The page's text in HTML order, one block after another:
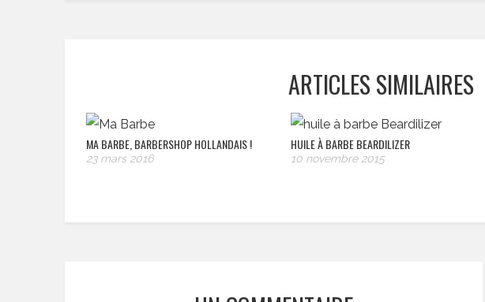
ARTICLES SIMILAIRES
MA BARBE, BARBERSHOP HOLLANDAIS !
23 mars 2016
HUILE À BARBE BEARDILIZER
10 novembre 2015